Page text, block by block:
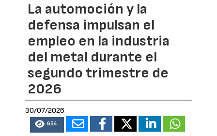
La automoción y la
defensa impulsan el
empleo en la industria
del metal durante el
segundo trimestre de
2026
30/07/2026
654